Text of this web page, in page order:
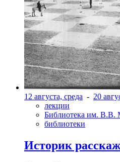
12 августа, среда - 20
лекции
Библиотека им. В.В.
библиотеки
Историк